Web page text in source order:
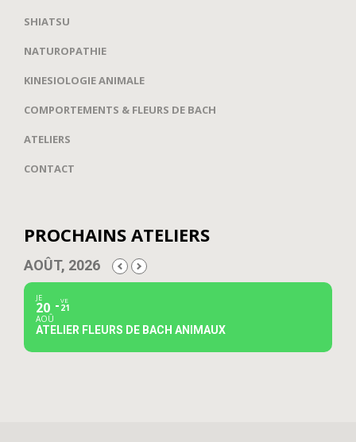
SHIATSU
NATUROPATHIE
KINESIOLOGIE ANIMALE
COMPORTEMENTS & FLEURS DE BACH
ATELIERS
CONTACT
PROCHAINS ATELIERS
AOÛT, 2026
JE
20
AOÛ
VE
21
ATELIER FLEURS DE BACH ANIMAUX